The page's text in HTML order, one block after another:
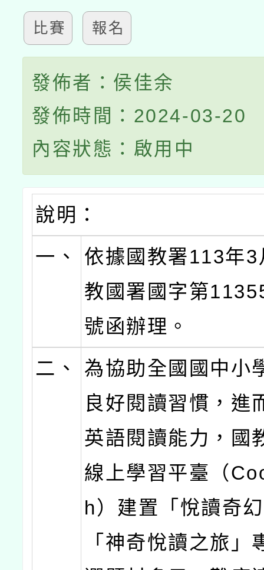
比賽 報名
發佈者：侯佳余
發佈時間：2024-03-20
內容狀態：啟用中
說明：
一、
依據國教署113年
教國署國字第
號函辦理。
二、
為協助全國國中小
良好閱讀習慣，進
英語閱讀能力，國
線上學習平臺（
h）建置「悅讀奇
「神奇悅讀之旅」